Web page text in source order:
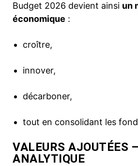
Budget 2026 devient ainsi un
économique :
croître,
innover,
décarboner,
tout en consolidant les
VALEURS AJOUTÉES
ANALYTIQUE